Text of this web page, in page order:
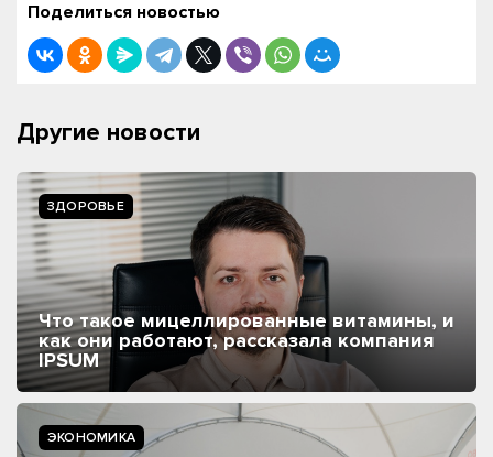
Поделиться новостью
Другие новости
ЗДОРОВЬЕ
Что такое мицеллированные витамины, и
как они работают, рассказала компания
IPSUM
ЭКОНОМИКА